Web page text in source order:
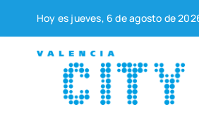
contenido
Hoy es jue­ves, 6 de agos­to de